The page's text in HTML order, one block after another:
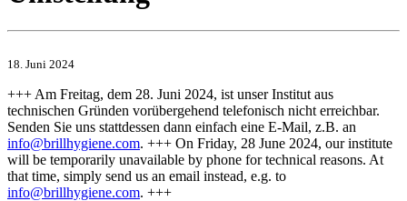
18. Juni 2024
+++ Am Freitag, dem 28. Juni 2024, ist unser Institut aus
technischen Gründen vorübergehend telefonisch nicht erreichbar.
Senden Sie uns stattdessen dann einfach eine E-Mail, z.B. an
info@brillhygiene.com. +++ On Friday, 28 June 2024, our institute
will be temporarily unavailable by phone for technical reasons. At
that time, simply send us an email instead, e.g. to
info@brillhygiene.com. +++